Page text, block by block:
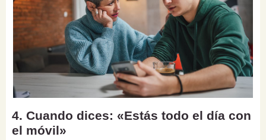
4. Cuando dices: «Estás todo el día con
el móvil»